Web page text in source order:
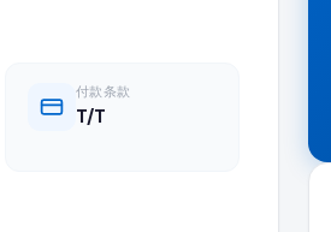
Products 产品。
销商和全球供应商扩展出口业务
付款条款
T/T